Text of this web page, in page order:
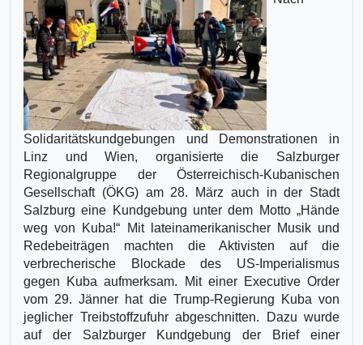
Solidaritätskundgebungen und Demonstrationen in
Linz und Wien, organisierte die Salzburger
Regionalgruppe der Österreichisch-Kubanischen
Gesellschaft (ÖKG) am 28. März auch in der Stadt
Salzburg eine Kundgebung unter dem Motto „Hände
weg von Kuba!“ Mit lateinamerikanischer Musik und
Redebeiträgen machten die Aktivisten auf die
verbrecherische Blockade des US-Imperialismus
gegen Kuba aufmerksam. Mit einer Executive Order
vom 29. Jänner hat die Trump-Regierung Kuba von
jeglicher Treibstoffzufuhr abgeschnitten. Dazu wurde
auf der Salzburger Kundgebung der Brief einer